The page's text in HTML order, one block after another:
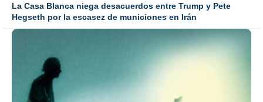
La Casa Blanca niega desacuerdos entre Trump y Pete
Hegseth por la escasez de municiones en Irán